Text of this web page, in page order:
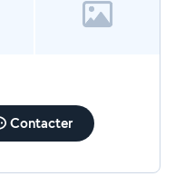
Contacter